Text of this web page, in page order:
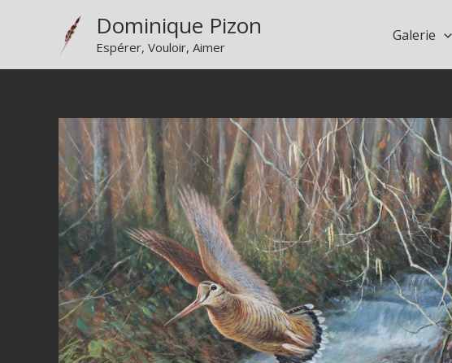
Dominique Pizon
Espérer, Vouloir, Aimer
Galerie